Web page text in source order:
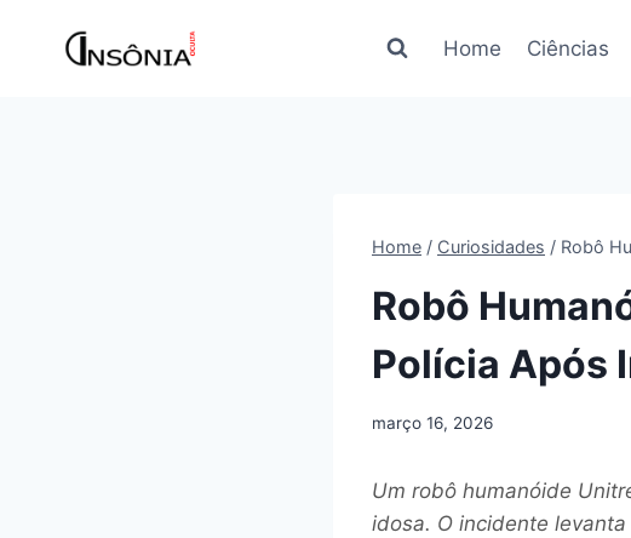
Home Ciências
Home / Curiosidades / Robô
Robô
Polícia Após
março 16, 2026
Um robô humanóide
idosa. O incidente